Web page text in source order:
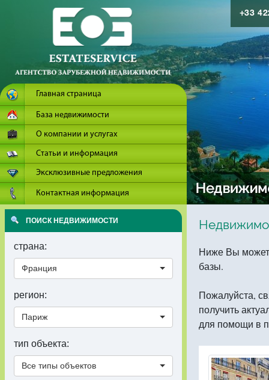
Главная страница
База недвижимости
О компании и услугах
Статьи и информация
Эксклюзивные предложения
Контактная информация
+33
ПОИСК НЕДВИЖИМОСТИ
страна:
Франция
регион:
Париж
тип объекта:
Все типы объектов
Ниже Вы
базы.
Пожалуйста,
получить
для помощи в